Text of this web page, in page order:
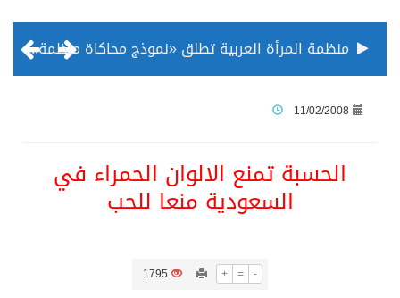
منظمة المرأة العربية تطلق «نموذج محاكاة منظمة المرأة العربية للشباب» بمشاركة 10 دول عربية..غدًا
11/02/2008
الحسبة تمنع الالوان الحمراء في
السعودية منعا للحب
+ = -
1795